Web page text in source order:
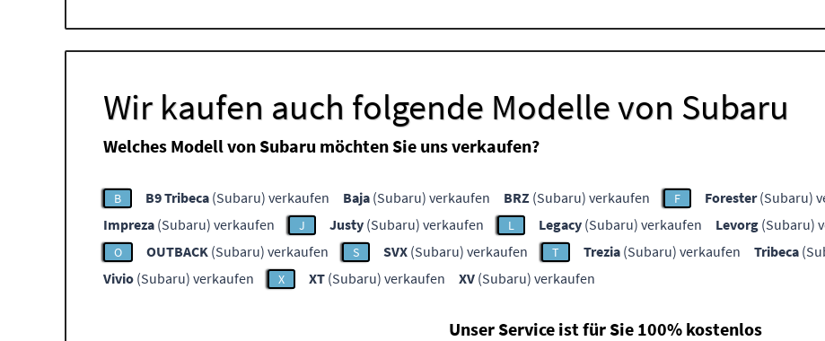
Wir kaufen auch folgende Modelle von Subaru
Welches Modell von Subaru möchten Sie uns verkaufen?
B B9 Tribeca (Subaru) verkaufen Baja (Subaru) verkaufen BRZ (Subaru) verkaufen F Forester(Subaru)
Impreza (Subaru) verkaufen J Justy (Subaru) verkaufen L Legacy (Subaru) verkaufen Levorg (Subaru)
O OUTBACK (Subaru) verkaufen S SVX (Subaru) verkaufen T Trezia (Subaru) verkaufen Tribeca
Vivio (Subaru) verkaufen X XT (Subaru) verkaufen XV (Subaru) verkaufen
Unser Service ist für Sie 100% kostenlos